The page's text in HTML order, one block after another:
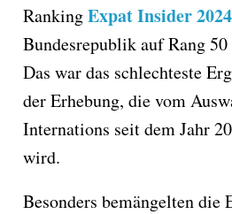
RankingExpat Insider 2024
Bundesrepublik auf Rang
Das war das schlechteste
der Erhebung, die vom
Internations seit dem Jahr
wird.
Besonders bemängelten die